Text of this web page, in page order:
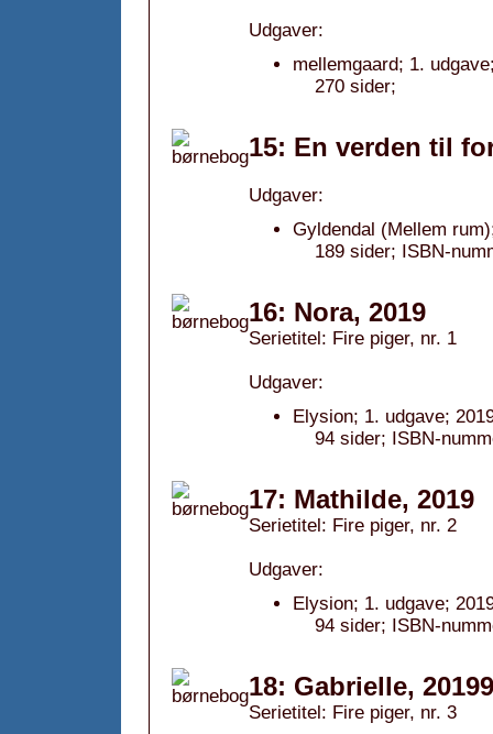
Udgaver:
mellemgaard; 1.
270 sider;
15: En verden til
Udgaver:
Gyldendal (Mellem
189 sider; ISBN-
16: Nora, 2019
Serietitel: Fire piger, nr. 1
Udgaver:
Elysion; 1. udgave;
94 sider; ISBN-
17: Mathilde, 2019
Serietitel: Fire piger, nr. 2
Udgaver:
Elysion; 1. udgave;
94 sider; ISBN-
18: Gabrielle,
Serietitel: Fire piger, nr. 3